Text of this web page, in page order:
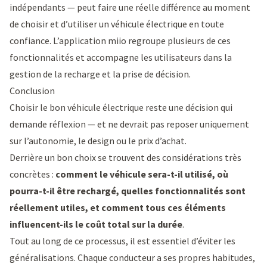
indépendants — peut faire une réelle différence au moment
de choisir et d’utiliser un véhicule électrique en toute
confiance. L’application miio regroupe plusieurs de ces
fonctionnalités et accompagne les utilisateurs dans la
gestion de la recharge et la prise de décision.
Conclusion
Choisir le bon véhicule électrique reste une décision qui
demande réflexion — et ne devrait pas reposer uniquement
sur l’autonomie, le design ou le prix d’achat.
Derrière un bon choix se trouvent des considérations très
concrètes : comment le véhicule sera-t-il utilisé, où
pourra-t-il être rechargé, quelles fonctionnalités sont
réellement utiles, et comment tous ces éléments
influencent-ils le coût total sur la durée.
Tout au long de ce processus, il est essentiel d’éviter les
généralisations. Chaque conducteur a ses propres habitudes,